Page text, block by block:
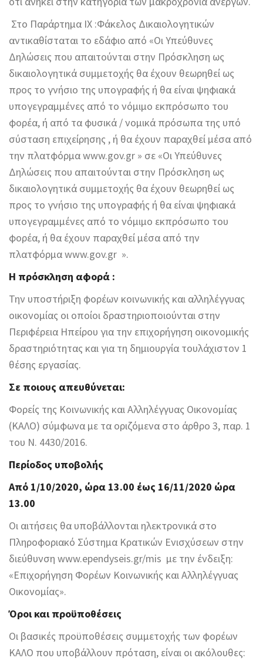
Στο Παράρτημα ΙΧ :Φάκελος Δικαιολογητικών
αντικαθίσταται το εδάφιο από «Οι Υπεύθυνες
Δηλώσεις που απαιτούνται στην Πρόσκληση ως
δικαιολογητικά συμμετοχής θα έχουν θεωρηθεί ως
προς το γνήσιο της υπογραφής ή θα είναι ψηφιακά
υπογεγραμμένες από το νόμιμο εκπρόσωπο του
φορέα, ή από τα φυσικά / νομικά πρόσωπα της υπό
σύσταση επιχείρησης , ή θα έχουν παραχθεί μέσα από
την πλατφόρμα www.gov.gr » σε «Οι Υπεύθυνες
Δηλώσεις που απαιτούνται στην Πρόσκληση ως
δικαιολογητικά συμμετοχής θα έχουν θεωρηθεί ως
προς το γνήσιο της υπογραφής ή θα είναι ψηφιακά
υπογεγραμμένες από το νόμιμο εκπρόσωπο του
φορέα, ή θα έχουν παραχθεί μέσα από την
πλατφόρμα www.gov.gr ».
Η πρόσκληση αφορά :
Την υποστήριξη φορέων κοινωνικής και αλληλέγγυας
οικονομίας οι οποίοι δραστηριοποιούνται στην
Περιφέρεια Ηπείρου για την επιχορήγηση οικονομικής
δραστηριότητας και για τη δημιουργία τουλάχιστον 1
θέσης εργασίας.
Σε ποιους απευθύνεται:
Φορείς της Κοινωνικής και Αλληλέγγυας Οικονομίας
(ΚΑΛΟ) σύμφωνα με τα οριζόμενα στο άρθρο 3, παρ. 1
του Ν. 4430/2016.
Περίοδος υποβολής
Από 1/10/2020, ώρα 13.00 έως 16/11/2020 ώρα
13.00
Οι αιτήσεις θα υποβάλλονται ηλεκτρονικά στο
Πληροφοριακό Σύστημα Κρατικών Ενισχύσεων στην
διεύθυνση www.ependyseis.gr/mis με την ένδειξη:
«Επιχορήγηση Φορέων Κοινωνικής και Αλληλέγγυας
Οικονομίας».
Όροι και προϋποθέσεις
Οι βασικές προϋποθέσεις συμμετοχής των φορέων
ΚΑΛΟ που υποβάλλουν πρόταση, είναι οι ακόλουθες: